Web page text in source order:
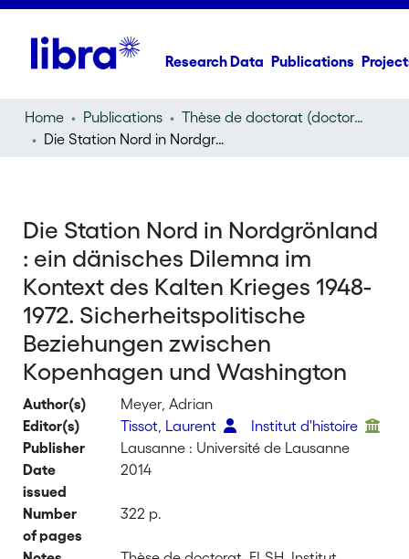
Research Data Publications
Home Publications
Thèse de doctorat (doctoral thesis)
Die Station Nord in Nordgrönland : ein dänisches Dilemna im Kontext des Kalten Krieges 1948-1972. Sicherheitspolitische Beziehungen zwischen Kopenhagen und Washington
Die Station Nord in Nordgrönland
: ein dänisches Dilemna im
Kontext des Kalten Krieges 1948-
1972. Sicherheitspolitische
Beziehungen zwischen
Kopenhagen und Washington
Author(s)
Meyer, Adrian
Editor(s)
Tissot, Laurent
Institut d'histoire
Publisher
Lausanne : Université de Lausanne
Date
issued
2014
Number
of pages
322 p.